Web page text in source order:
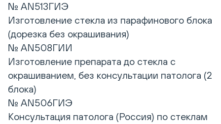
№ AN513ГИЭ
Изготовление стекла из парафинового блока
(дорезка без окрашивания)
№ AN508ГИИ
Изготовление препарата до стекла с
окрашиванием, без консультации патолога (2
блока)
№ AN506ГИЭ
Консультация патолога (Россия) по стеклам